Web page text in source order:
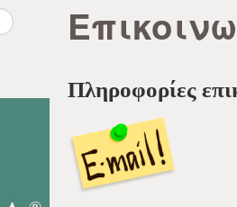
Πληροφορίες